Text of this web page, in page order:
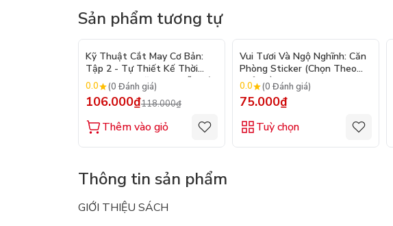
Sản phẩm tương tự
- 10%
Kỹ Thuật Cắt May Cơ Bản:
Tập 2 - Tự Thiết Kế Thời
Trang Nam Nữ - Tạo Mẫu Rập
- Kỹ Thuật Nhảy Size
0.0 (0 Đánh giá)
106.000₫118.000₫
Thêm vào giỏ
Vui Tươi Và Ngộ Nghĩnh: Căn
Phòng Sticker (Chọn Theo
Chủ Đề) - Hơn 250 Sticker
0.0 (0 Đánh giá)
75.000₫
Tuỳ chọn
Thông tin sản phẩm
GIỚI THIỆU SÁCH